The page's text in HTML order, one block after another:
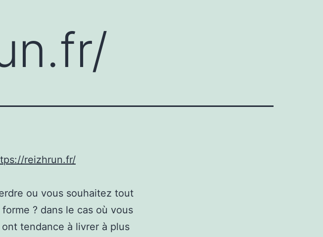
reizhrun.fr/
ou vous souhaitez tout
? dans le cas où vous
tendance à livrer à plus